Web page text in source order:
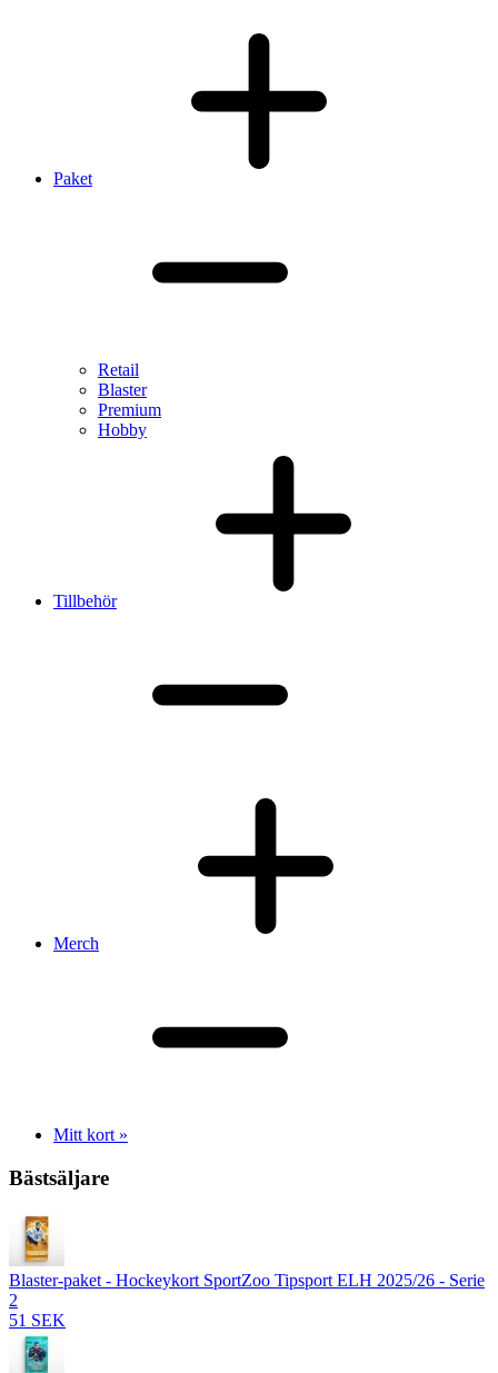
Paket
Retail
Blaster
Premium
Hobby
Tillbehör
Merch
Mitt kort »
Bästsäljare
Blaster-paket - Hockeykort SportZoo Tipsport ELH 2025/26 - Serie
2
51 SEK